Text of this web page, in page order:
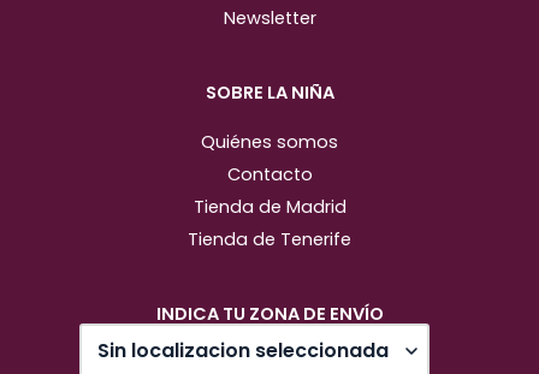
Newsletter
SOBRE LA NIÑA
Quiénes somos
Contacto
Tienda de Madrid
Tienda de Tenerife
INDICA TU ZONA DE ENVÍO